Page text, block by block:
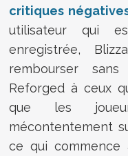
critiques
utilisateur qui
enregistrée,
rembourser
Reforged à ceux
que les
mécontentement
ce qui commence